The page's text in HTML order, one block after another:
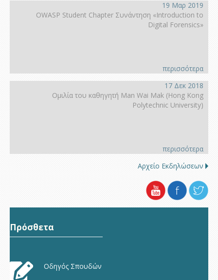
19 Μαρ 2019
OWASP Student Chapter Συνάντηση «Introduction to
Digital Forensics»
περισσότερα
17 Δεκ 2018
Ομιλία του καθηγητή Man Wai Mak (Hong Kοng
Polytechnic University)
περισσότερα
Αρχείο Εκδηλώσεων
Πρόσθετα
Οδηγός Σπουδών